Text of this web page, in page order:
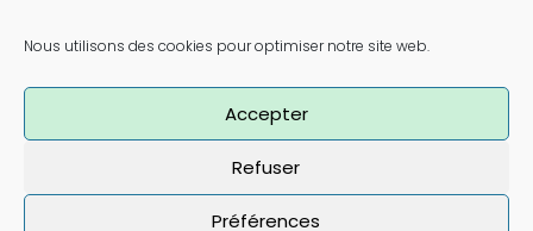
Nous utilisons des cookies pour optimiser notre site web.
Accepter
Refuser
Préférences
recherché où l’idéal de la vie en banlieue est